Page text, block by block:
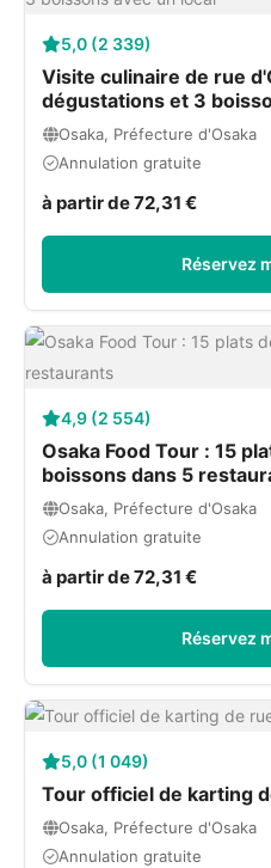
5,0 (2 339)
Visite culinaire de rue
dégustations et 3
Osaka, Préfecture d'Osaka
Annulation gratuite
à partir de 72,31 €
Réservez
4,9 (2 554)
Osaka Food Tour : 15
boissons dans 5
Osaka, Préfecture d'Osaka
Annulation gratuite
à partir de 72,31 €
Réservez
5,0 (1 049)
Tour officiel de karting
Osaka, Préfecture d'Osaka
Annulation gratuite